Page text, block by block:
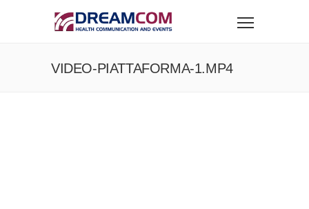
VIDEO-PIATTAFORMA-1.MP4